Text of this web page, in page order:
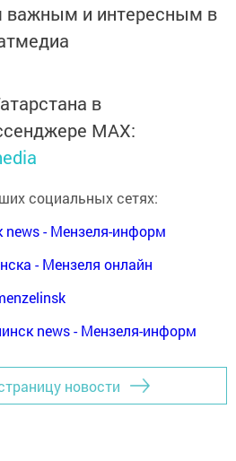
важным и интересным в
в
MАХ:
социальных сетях:
news - Мензеля-информ
- Мензеля онлайн
news - Мензеля-информ
новости